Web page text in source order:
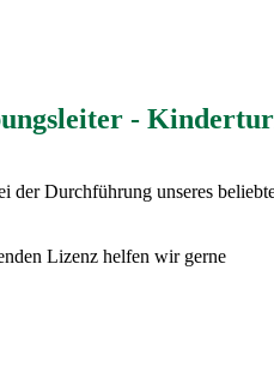
-
der Durchführung unseres
Lizenz helfen wir gerne